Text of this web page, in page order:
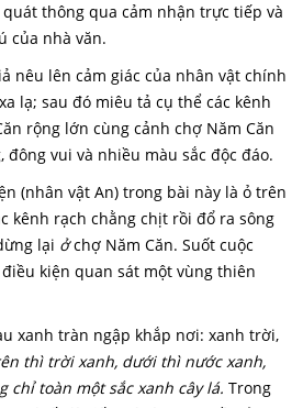
thông qua cảm nhận trực tiếp và
của nhà văn.
nêu lên cảm giác của nhân vật chính
lạ; sau đó miêu tả cụ thể các kênh
rộng lớn cùng cảnh chợ Năm Căn
đông vui và nhiều màu sắc độc đáo.
(nhân vật An) trong bài này là ỏ trên
kênh rạch chằng chịt rồi đổ ra sông
lại ởchợ Năm Căn. Suốt cuộc
kiện quan sát một vùng thiên
xanh tràn ngập khắp nơi: xanh trời,
thì trời xanh, dưới thì nước xanh,
chỉ toàn một sắc xanh cây lá. Trong